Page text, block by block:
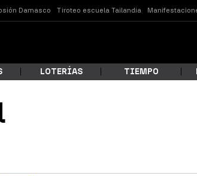
Damasco Tiroteo escuela Tailandia
LOTERÍAS TIEMPO